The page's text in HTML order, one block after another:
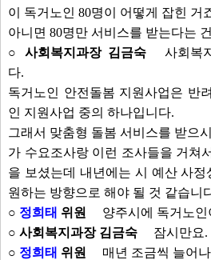
이 독거노인 80명이 어떻게 잡힌 거
아니면 80명만 서비스를 받는다는
○ 사회복지과장 김금숙
사회복
다.
독거노인 안전돌봄 지원사업은 반
인 지원사업 중의 하나입니다.
그래서 맞춤형 돌봄 서비스를 받으
가 수요조사랑 이런 조사들을 거쳐
을 보셨는데 내년에는 시 예산 사정
원하는 방향으로 해야 될 것 같습니
○ 정희태 위원
양주시에 독거노
○ 사회복지과장 김금숙
잠시만요.
○ 정희태 위원
매년 조금씩 늘어